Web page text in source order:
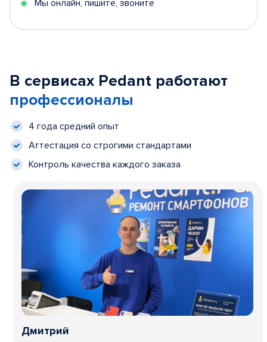
Мы онлайн, пишите, звоните
В сервисах Pedant работают
профессионалы
4 года средний опыт
Аттестация со строгими стандартами
Контроль качества каждого заказа
Дмитрий